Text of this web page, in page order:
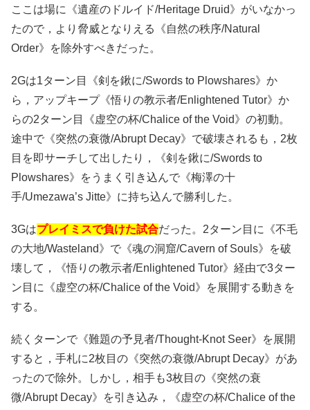
ここは場に《遺産のドルイド/Heritage Druid》がいなかっ
たので，より脅威となりえる《自然の秩序/Natural
Order》を除外すべきだった。
2Gは1ターン目《剣を鍬に/Swords to Plowshares》か
ら，アップキープ《悟りの教示者/Enlightened Tutor》か
らの2ターン目《虚空の杯/Chalice of the Void》の初動。
途中で《突然の衰微/Abrupt Decay》で破壊されるも，2枚
目を即サーチして出したり，《剣を鍬に/Swords to
Plowshares》をうまく引き込んで《梅澤の十
手/Umezawa’s Jitte》に持ち込んで勝利した。
3Gはプレイミスで負けた試合だった。2ターン目に《不毛
の大地/Wasteland》で《魂の洞窟/Cavern of Souls》を破
壊して，《悟りの教示者/Enlightened Tutor》経由で3ター
ン目に《虚空の杯/Chalice of the Void》を展開する動きを
する。
続くターンで《難題の予見者/Thought-Knot Seer》を展開
すると，手札に2枚目の《突然の衰微/Abrupt Decay》があ
ったので除外。しかし，相手も3枚目の《突然の衰
微/Abrupt Decay》を引き込み，《虚空の杯/Chalice of the